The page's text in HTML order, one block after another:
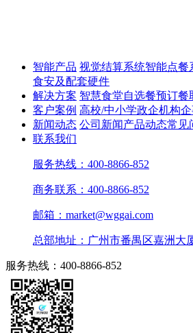
智能产品 视觉结算系统智能点餐
食安及配套硬件
解决方案 智慧食堂自选餐预订餐
客户案例 高校/中小学政企机构
新闻动态 公司新闻产品动态常见
联系我们
服务热线：400-8866-852
商务联系：400-8866-852
邮箱：market@wggai.com
总部地址：广州市番禺区嘉洲大
服务热线：400-8866-852